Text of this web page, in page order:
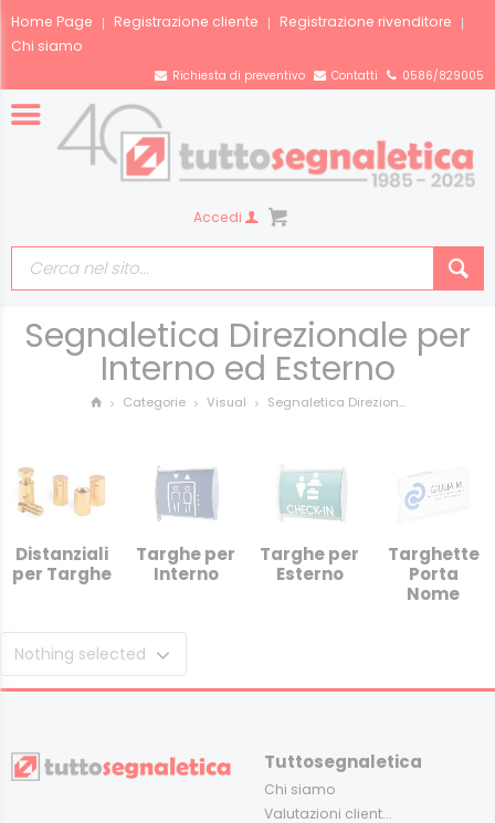
Home Page Registrazione cliente
Registrazione rivenditore
Chi siamo
Richiesta di preventivo Contatti 0586/829005
Accedi
Segnaletica Direzionale per
Interno ed Esterno
Categorie Visual Segnaletica Direzion...
Distanziali
per Targhe
Targhe per
Interno
Targhe per
Esterno
Targhette
Porta
Nome
Nothing selected
Tuttosegnaletica
Chi siamo
Valutazioni client...